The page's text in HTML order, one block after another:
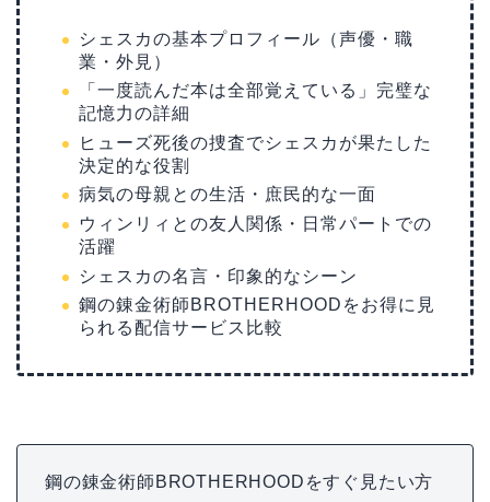
シェスカの基本プロフィール（声優・職
業・外見）
「一度読んだ本は全部覚えている」完璧な
記憶力の詳細
ヒューズ死後の捜査でシェスカが果たした
決定的な役割
病気の母親との生活・庶民的な一面
ウィンリィとの友人関係・日常パートでの
活躍
シェスカの名言・印象的なシーン
鋼の錬金術師BROTHERHOODをお得に見
られる配信サービス比較
鋼の錬金術師BROTHERHOODをすぐ見たい方